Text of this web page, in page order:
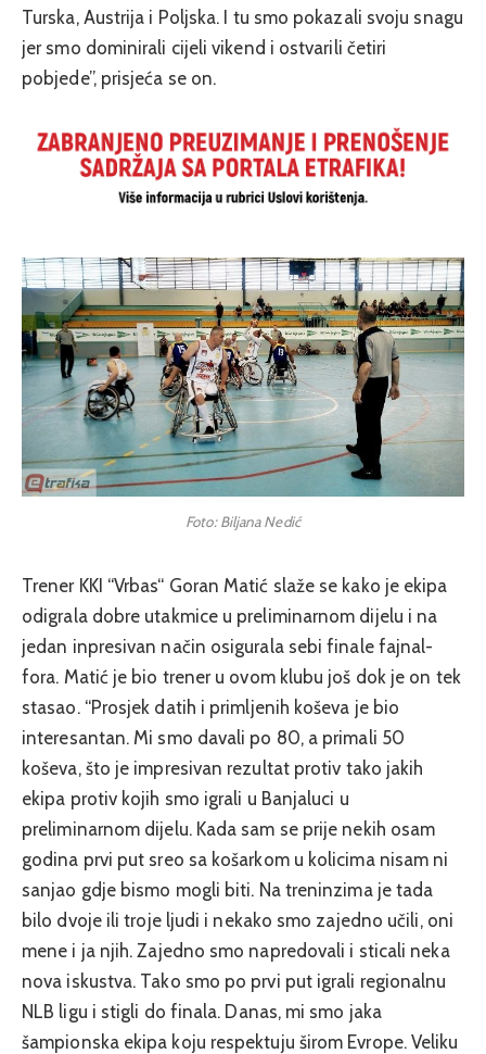
Turska, Austrija i Poljska. I tu smo pokazali svoju snagu
jer smo dominirali cijeli vikend i ostvarili četiri
pobjede”, prisjeća se on.
Foto: Biljana Nedić
Trener KKI “Vrbas“ Goran Matić slaže se kako je ekipa
odigrala dobre utakmice u preliminarnom dijelu i na
jedan inpresivan način osigurala sebi finale fajnal-
fora. Matić je bio trener u ovom klubu još dok je on tek
stasao. “Prosjek datih i primljenih koševa je bio
interesantan. Mi smo davali po 80, a primali 50
koševa, što je impresivan rezultat protiv tako jakih
ekipa protiv kojih smo igrali u Banjaluci u
preliminarnom dijelu. Kada sam se prije nekih osam
godina prvi put sreo sa košarkom u kolicima nisam ni
sanjao gdje bismo mogli biti. Na treninzima je tada
bilo dvoje ili troje ljudi i nekako smo zajedno učili, oni
mene i ja njih. Zajedno smo napredovali i sticali neka
nova iskustva. Tako smo po prvi put igrali regionalnu
NLB ligu i stigli do finala. Danas, mi smo jaka
šampionska ekipa koju respektuju širom Evrope. Veliku